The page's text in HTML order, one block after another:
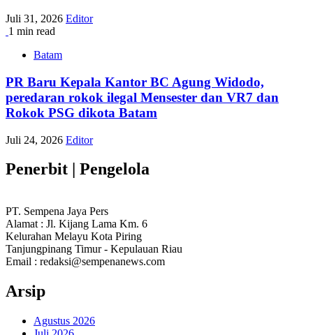
Juli 31, 2026 Editor
1 min read
Batam
PR Baru Kepala Kantor BC Agung Widodo,
peredaran rokok ilegal Mensester dan VR7 dan
Rokok PSG dikota Batam
Juli 24, 2026 Editor
Penerbit | Pengelola
PT. Sempena Jaya Pers
Alamat : Jl. Kijang Lama Km. 6
Kelurahan Melayu Kota Piring
Tanjungpinang Timur - Kepulauan Riau
Email : redaksi@sempenanews.com
Arsip
Agustus 2026